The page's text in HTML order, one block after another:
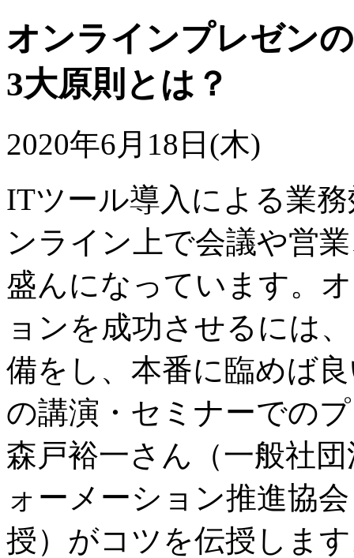
オンラインプレゼン
3大原則とは？
2020年6月18日(木)
ITツール導入による業
ンライン上で会議や営
盛んになっています。
ョンを成功させるには
備をし、本番に臨めば
の講演・セミナーでの
森戸裕一さん（一般社
ォーメーション推進協
授）がコツを伝授しま